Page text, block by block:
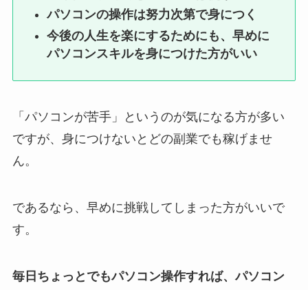
パソコンの操作は努力次第で身につく
今後の人生を楽にするためにも、早めに
パソコンスキルを身につけた方がいい
「パソコンが苦手」というのが気になる方が多い
ですが、身につけないとどの副業でも稼げませ
ん。
であるなら、早めに挑戦してしまった方がいいで
す。
毎日ちょっとでもパソコン操作すれば、パソコン